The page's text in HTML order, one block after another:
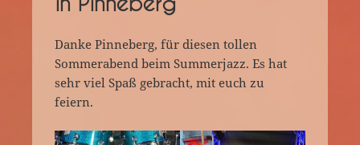
Danke Pinneberg, für diesen tollen
Sommerabend beim Summerjazz. Es hat
sehr viel Spaß gebracht, mit euch zu
feiern.